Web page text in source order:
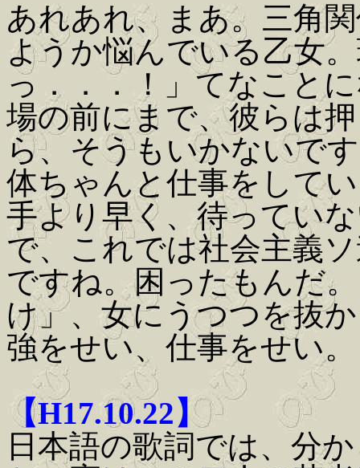
あれあれ、まあ。三角
ようか悩んでいる乙女
っ．．．！」てなこと
場の前にまで、彼らは
ら、そうもいかないで
体ちゃんと仕事をして
手より早く、待ってい
で、これでは社会主義
ですね。困ったもんだ
け」、女にうつつを抜
強をせい、仕事をせい。
【H17.10.22】
日本語の歌詞では、分